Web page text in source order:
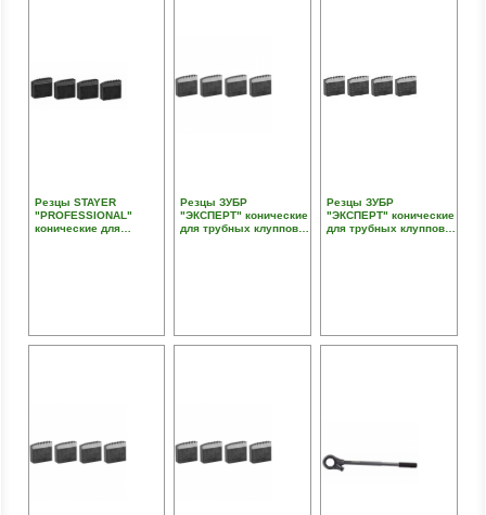
Резцы STAYER
"PROFESSIONAL"
конические для
Резцы ЗУБР
"ЭКСПЕРТ" конические
для трубных клуппов,
Резцы ЗУБР
"ЭКСПЕРТ" конические
для трубных клуппов,